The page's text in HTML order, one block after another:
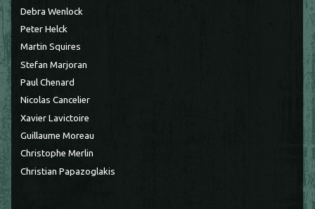
Debra Wenlock
Peter Helck
Martin Squires
Stefan Marjoran
Paul Chenard
Nicolas Cancelier
Xavier Lavictoire
Guillaume Moreau
Christophe Merlin
Christian Papazoglakis